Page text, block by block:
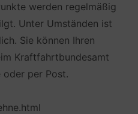
werden regelmäßig
Unter Umständen ist
Sie können Ihren
Kraftfahrtbundesamt
oder per Post.